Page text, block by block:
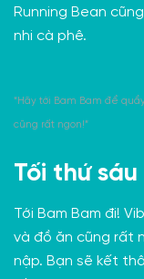
Running Bean
nhi cà phê.
“Hãy tới Bam Bam để
cũng rất ngon!”
Tối thứ
Tới Bam Bam đi!
và đồ ăn cũng rất
nập. Bạn sẽ kết